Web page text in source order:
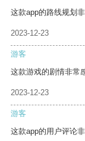
这款app的路线规划
2023-12-23
游客
这款游戏的剧情非常
2023-12-23
游客
这款app的用户评论